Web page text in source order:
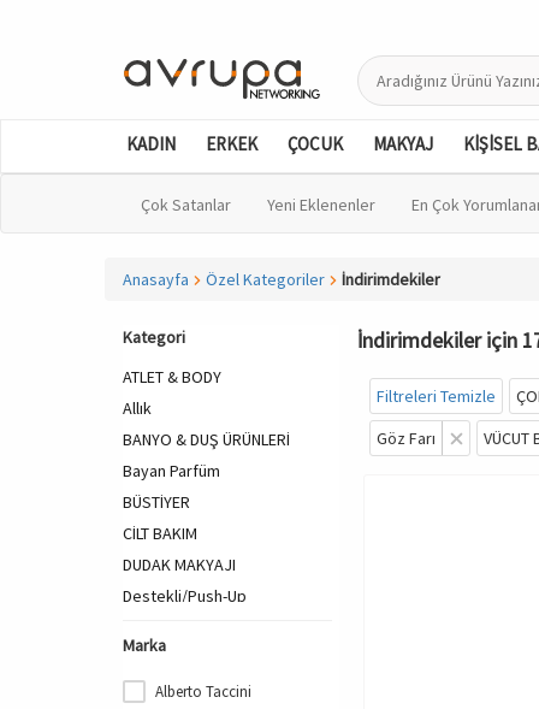
KADIN ERKEK ÇOCUK MAKYAJ KİŞİSEL
Çok Satanlar Yeni Eklenenler En Çok
Anasayfa Özel Kategoriler İndirimdekiler
Kategori
ATLET & BODY
Allık
BANYO & DUŞ ÜRÜNLERİ
Bayan Parfüm
BÜSTİYER
CİLT BAKIM
DUDAK MAKYAJI
Destekli/Push-Up
Dizaltı Çorap
Dudak Kalemi
Marka
Alberto Taccini
İndirimdekiler için
Filtreleri Temizle
Göz Farı
VÜCUT